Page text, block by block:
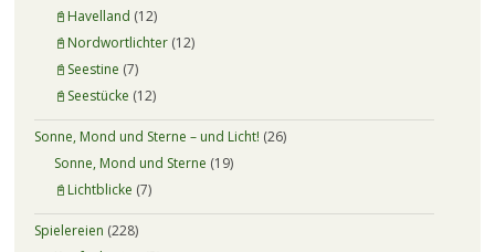
📓Havelland (12)
📓Nordwortlichter(12)
📓Seestine (7)
📓Seestücke (12)
Sonne, Mond und Sterne – und Licht! (26)
Sonne, Mond und Sterne (19)
📓Lichtblicke (7)
Spielereien (228)